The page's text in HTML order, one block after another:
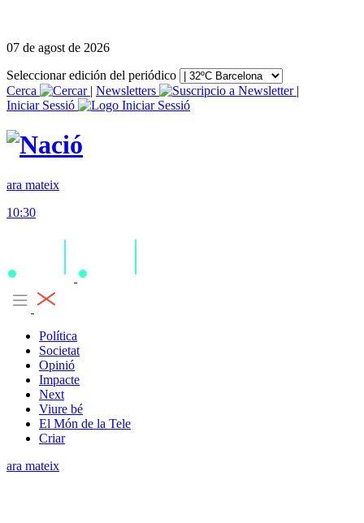
07 de agost de 2026
Seleccionar edición del periódico
Cerca
| Newsletters
|
Iniciar Sessió
ara mateix
10:30
Política
Societat
Opinió
Impacte
Next
Viure bé
El Món de la Tele
Criar
ara mateix